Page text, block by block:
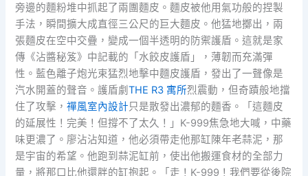
旁邊的麵粉堆中抓起了兩團麵皮。麵皮被他用氣功般的捏製
手法，瞬間擴大成直徑三公尺的巨大麵皮。他猛地擲出，兩
張麵皮在空中交疊，變成一個半透明的防禦護盾。這就是家
傳《沾醬秘笈》中記載的「水餃皮護盾」，薄韌而充滿彈
性。藍色離子炮光束猛烈地擊中麵皮護盾，發出了一聲像是
汽水開蓋的聲音。護盾劇THE R3 寓所烈震動，但奇蹟般地擋
住了攻擊，禪風室內設計只是散發出濃郁的麵香。「這麵皮
的延展性！完美！但撐不了太久！」K-999焦急地大喊，中藥
味更濃了。廖沾沾知道，他必須帶走他那缸陳年老蒜泥，那
是宇宙的希望。他跑到蒜泥缸前，使出他搬運食材的全部力
量，將那口比他還胖的缸抱起。「走！K-999！我們要從後院